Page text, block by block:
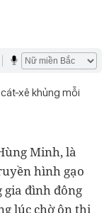
xê khủng mỗi
Minh, là
hình gạo
gia đình đông
lúc chờ ôn thi